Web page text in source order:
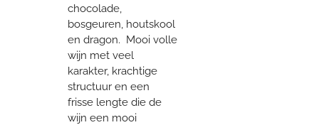
chocolade,
bosgeuren, houtskool
en dragon. Mooi volle
wijn met veel
karakter, krachtige
structuur en een
frisse lengte die de
wijn een mooi